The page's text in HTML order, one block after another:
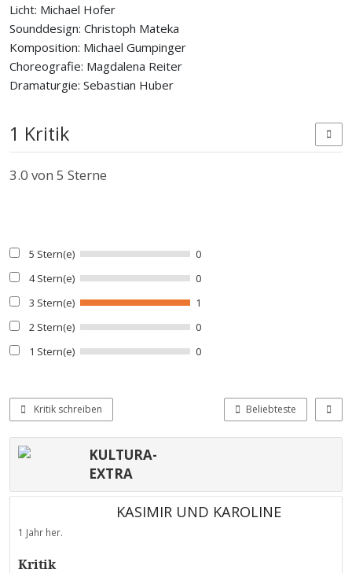
Licht: Michael Hofer
Sounddesign: Christoph Mateka
Komposition: Michael Gumpinger
Choreografie: Magdalena Reiter
Dramaturgie: Sebastian Huber
1 Kritik
3.0 von 5 Sterne
5 Stern(e)
0
4 Stern(e)
0
3 Stern(e)
1
2 Stern(e)
0
1 Stern(e)
0
Kritik schreiben Beliebteste
KULTURA-
EXTRA
KASIMIR UND KAROLINE
1 Jahr her.
Kritik